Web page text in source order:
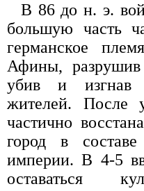
В 86 до н. э.
большую часть
германское
Афины,
убив и изгнав
жителей. После
частично
город в
империи. В 4-5
оставаться